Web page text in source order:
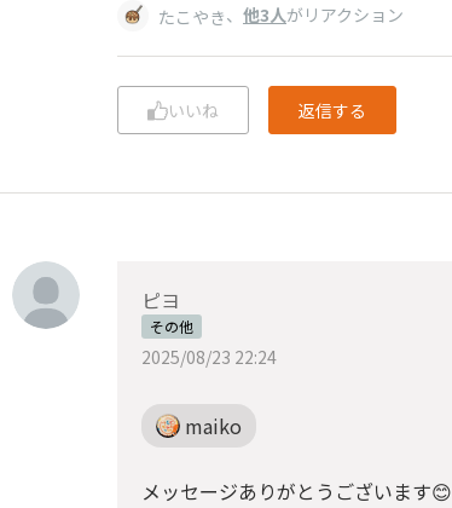
たこやき、 他3人がリアクション
いいね 返信する
ピヨ
その他
2025/08/23 22:24
maiko
メッセージありがとうございます😊